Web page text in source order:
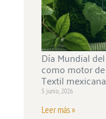
Día Mundial
como motor
Textil mexicana
5 junio, 2026
Leer más »